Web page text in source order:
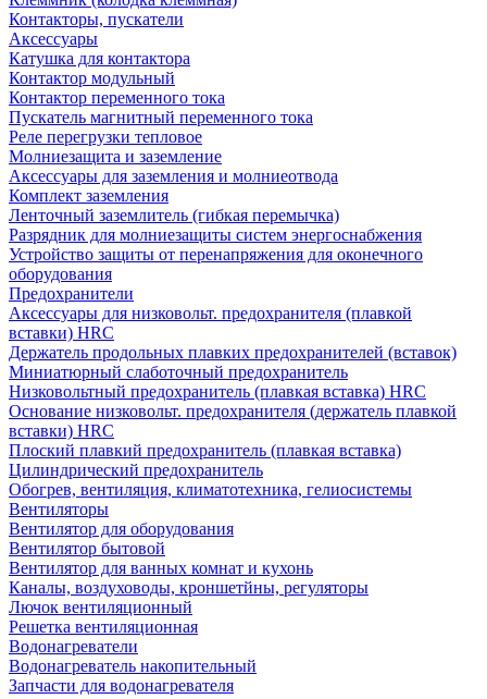
Контакторы, пускатели
Аксессуары
Катушка для контактора
Контактор модульный
Контактор переменного тока
Пускатель магнитный переменного тока
Реле перегрузки тепловое
Молниезащита и заземление
Аксессуары для заземления и молниеотвода
Комплект заземления
Ленточный заземлитель (гибкая перемычка)
Разрядник для молниезащиты систем энергоснабжения
Устройство защиты от перенапряжения для оконечного
оборудования
Предохранители
Аксессуары для низковольт. предохранителя (плавкой
вставки) HRC
Держатель продольных плавких предохранителей (вставок)
Миниатюрный слаботочный предохранитель
Низковольтный предохранитель (плавкая вставка) HRC
Основание низковольт. предохранителя (держатель плавкой
вставки) HRC
Плоский плавкий предохранитель (плавкая вставка)
Цилиндрический предохранитель
Обогрев, вентиляция, климатотехника, гелиосистемы
Вентиляторы
Вентилятор для оборудования
Вентилятор бытовой
Вентилятор для ванных комнат и кухонь
Каналы, воздуховоды, кроншетйны, регуляторы
Лючок вентиляционный
Решетка вентиляционная
Водонагреватели
Водонагреватель накопительный
Запчасти для водонагревателя